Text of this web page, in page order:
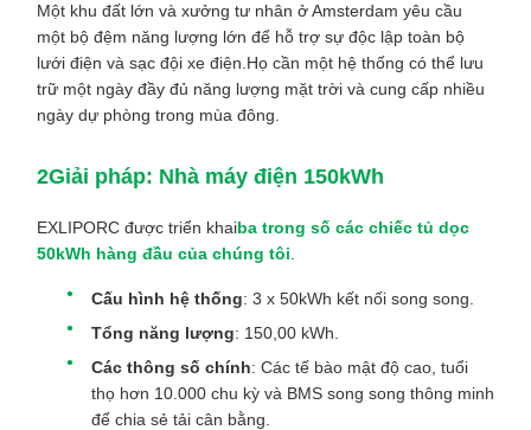
Một khu đất lớn và xưởng tư nhân ở Amsterdam yêu cầu
một bộ đệm năng lượng lớn để hỗ trợ sự độc lập toàn bộ
lưới điện và sạc đội xe điện.Họ cần một hệ thống có thể lưu
trữ một ngày đầy đủ năng lượng mặt trời và cung cấp nhiều
ngày dự phòng trong mùa đông.
2Giải pháp: Nhà máy điện 150kWh
EXLIPORC được triển khaiba trong số các chiếc tủ dọc
50kWh hàng đầu của chúng tôi
Cấu hình hệ thống: 3 x 50kWh kết nối song song.
Tổng năng lượng: 150,00 kWh.
Các thông số chính: Các tế bào mật độ cao, tuổi
thọ hơn 10.000 chu kỳ và BMS song song thông minh
để chia sẻ tải cân bằng.